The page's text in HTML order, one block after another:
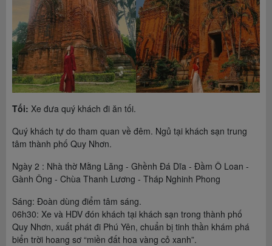
Tối: Xe đưa quý khách đi ăn tối.
Quý khách tự do tham quan về đêm. Ngủ tại khách sạn trung
tâm thành phố Quy Nhơn.
Ngày 2 : Nhà thờ Mằng Lăng - Ghềnh Đá Dĩa - Đầm Ô Loan -
Gành Ông - Chùa Thanh Lương - Tháp Nghinh Phong
Sáng: Đoàn dùng điểm tâm sáng.
06h30: Xe và HDV đón khách tại khách sạn trong thành phố
Quy Nhơn, xuất phát đi Phú Yên, chuẩn bị tinh thần khám phá
biển trời hoang sơ “miền đất hoa vàng cỏ xanh”.